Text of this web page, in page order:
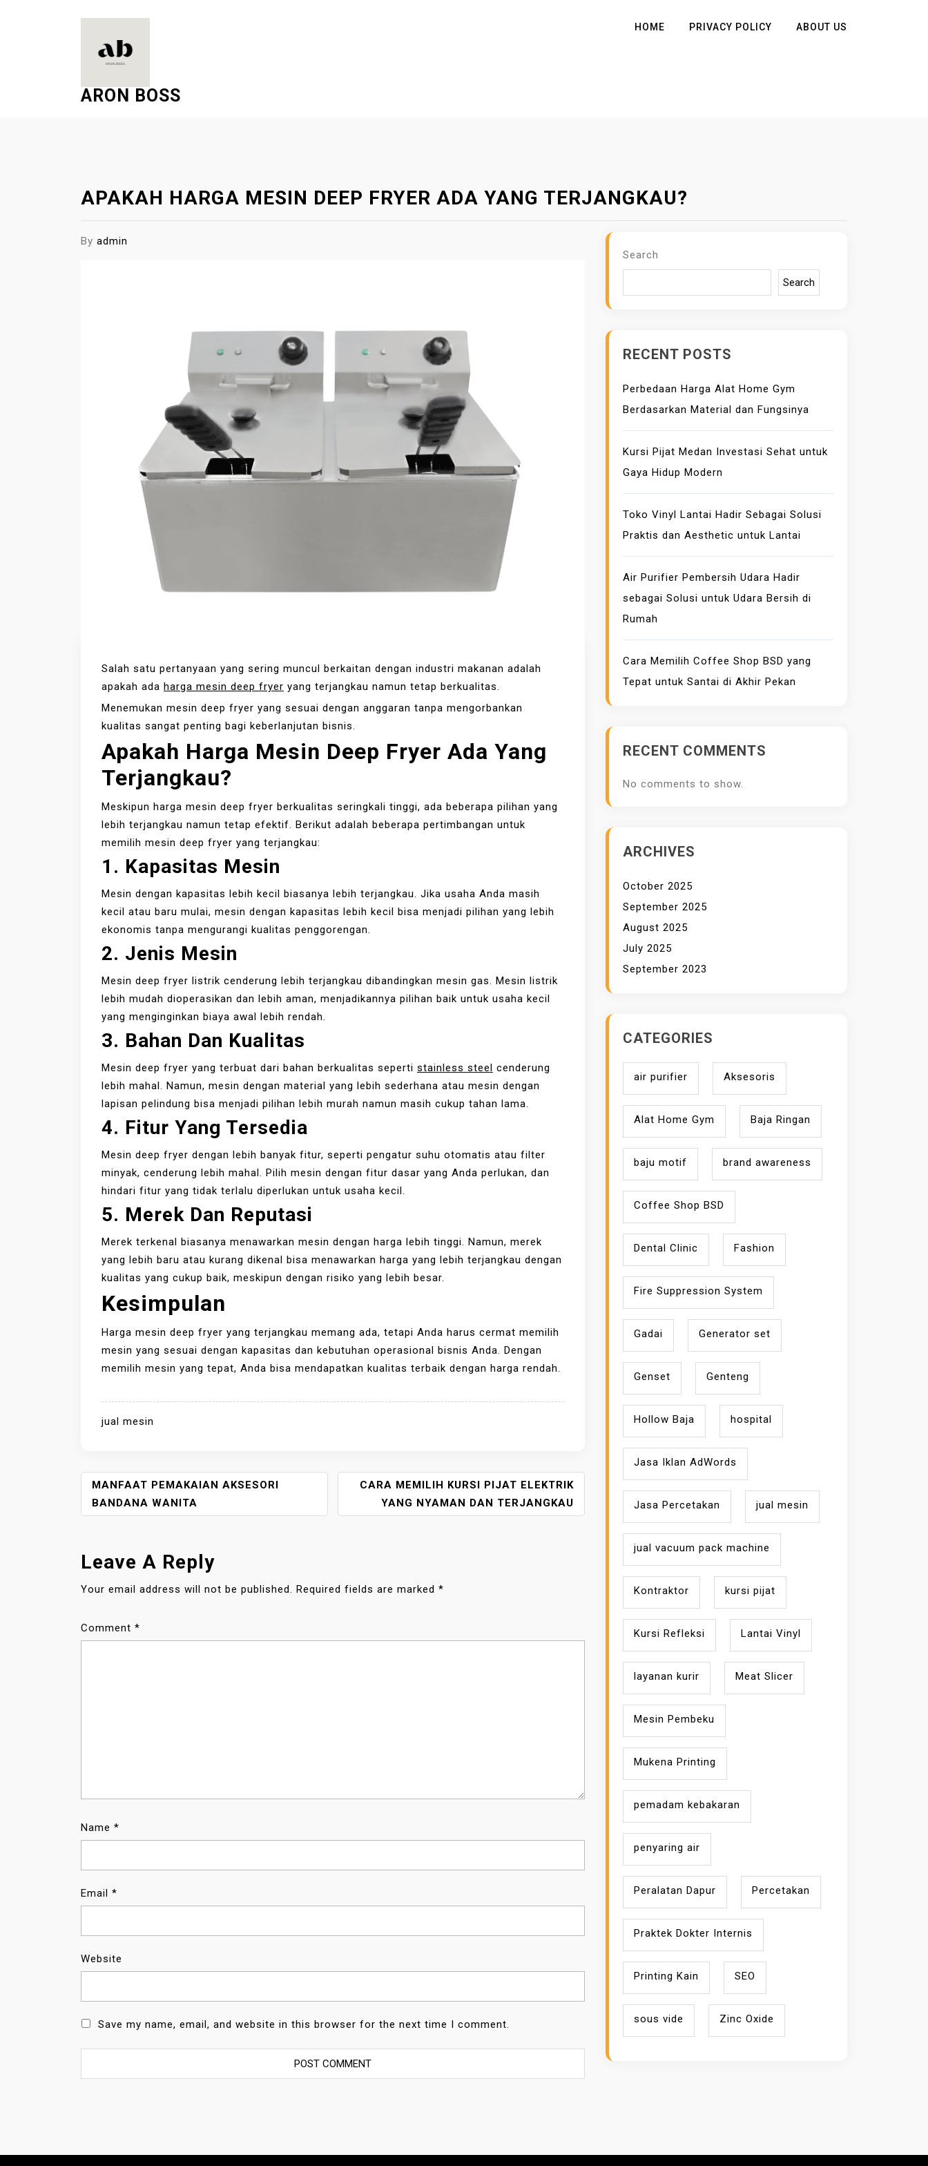
ARON BOSS
HOME PRIVACY POLICY ABOUT US
APAKAH HARGA MESIN DEEP FRYER ADA YANG TERJANGKAU?
By admin
Salah satu pertanyaan yang sering muncul berkaitan dengan industri makanan adalah
apakah ada harga mesin deep fryer yang terjangkau namun tetap berkualitas.
Menemukan mesin deep fryer yang sesuai dengan anggaran tanpa mengorbankan
kualitas sangat penting bagi keberlanjutan bisnis.
Apakah Harga Mesin Deep Fryer Ada Yang
Terjangkau?
Meskipun harga mesin deep fryer berkualitas seringkali tinggi, ada beberapa pilihan yang
lebih terjangkau namun tetap efektif. Berikut adalah beberapa pertimbangan untuk
memilih mesin deep fryer yang terjangkau:
1. Kapasitas Mesin
Mesin dengan kapasitas lebih kecil biasanya lebih terjangkau. Jika usaha Anda masih
kecil atau baru mulai, mesin dengan kapasitas lebih kecil bisa menjadi pilihan yang lebih
ekonomis tanpa mengurangi kualitas penggorengan.
2. Jenis Mesin
Mesin deep fryer listrik cenderung lebih terjangkau dibandingkan mesin gas. Mesin listrik
lebih mudah dioperasikan dan lebih aman, menjadikannya pilihan baik untuk usaha kecil
yang menginginkan biaya awal lebih rendah.
3. Bahan Dan Kualitas
Mesin deep fryer yang terbuat dari bahan berkualitas seperti stainless steel cenderung
lebih mahal. Namun, mesin dengan material yang lebih sederhana atau mesin dengan
lapisan pelindung bisa menjadi pilihan lebih murah namun masih cukup tahan lama.
4. Fitur Yang Tersedia
Mesin deep fryer dengan lebih banyak fitur, seperti pengatur suhu otomatis atau filter
minyak, cenderung lebih mahal. Pilih mesin dengan fitur dasar yang Anda perlukan, dan
hindari fitur yang tidak terlalu diperlukan untuk usaha kecil.
5. Merek Dan Reputasi
Merek terkenal biasanya menawarkan mesin dengan harga lebih tinggi. Namun, merek
yang lebih baru atau kurang dikenal bisa menawarkan harga yang lebih terjangkau dengan
kualitas yang cukup baik, meskipun dengan risiko yang lebih besar.
Kesimpulan
Harga mesin deep fryer yang terjangkau memang ada, tetapi Anda harus cermat memilih
mesin yang sesuai dengan kapasitas dan kebutuhan operasional bisnis Anda. Dengan
memilih mesin yang tepat, Anda bisa mendapatkan kualitas terbaik dengan harga rendah.
jual mesin
P
O
S
A
V
A
MANFAAT PEMAKAIAN AKSESORI
BANDANA WANITA
CARA MEMILIH KURSI PIJAT ELEKTRIK
YANG NYAMAN DAN TERJANGKAU
Leave A Reply
Your email address will not be published. Required fields are marked *
Comment *
Name *
Email *
Website
Save my name, email, and website in this browser for the next time I comment.
Search
Search
RECENT POSTS
Perbedaan Harga Alat Home Gym
Berdasarkan Material dan Fungsinya
Kursi Pijat Medan Investasi Sehat untuk
Gaya Hidup Modern
Toko Vinyl Lantai Hadir Sebagai Solusi
Praktis dan Aesthetic untuk Lantai
Air Purifier Pembersih Udara Hadir
sebagai Solusi untuk Udara Bersih di
Rumah
Cara Memilih Coffee Shop BSD yang
Tepat untuk Santai di Akhir Pekan
RECENT COMMENTS
No comments to show.
ARCHIVES
October 2025
September 2025
August 2025
July 2025
September 2023
CATEGORIES
air purifier Aksesoris
Alat Home Gym Baja Ringan
baju motif brand awareness
Coffee Shop BSD
Dental Clinic Fashion
Fire Suppression System
Gadai Generator set
Genset Genteng
Hollow Baja hospital
Jasa Iklan AdWords
Jasa Percetakan jual mesin
jual vacuum pack machine
Kontraktor kursi pijat
Kursi Refleksi Lantai Vinyl
layanan kurir Meat Slicer
Mesin Pembeku
Mukena Printing
pemadam kebakaran
penyaring air
Peralatan Dapur Percetakan
Praktek Dokter Internis
Printing Kain SEO
sous vide Zinc Oxide